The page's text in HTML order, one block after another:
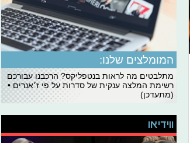
המומלצים שלנו:
מתלבטים מה לראות בנטפליקס? הרכבנו עבורכם
רשימת המלצה ענקית של סדרות על פי ז׳אנרים •
(מתעדכן)
ווידיאו